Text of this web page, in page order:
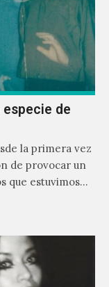
de
la primera vez
de provocar un
que estuvimos